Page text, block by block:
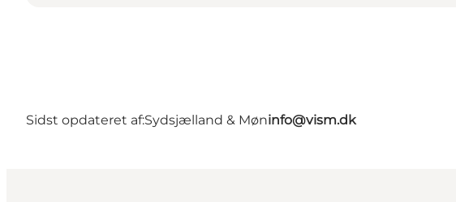
Sidst opdateret af:Sydsjælland & Møninfo@vism.dk